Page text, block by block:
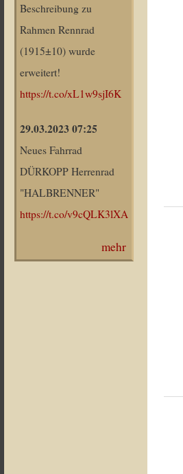
Beschreibung zu
Rahmen Rennrad
(1915±10) wurde
erweitert!
https://t.co/xL1w9sjI6K
29.03.2023 07:25
Neues Fahrrad
DÜRKOPP Herrenrad
"HALBRENNER"
https://t.co/v9cQLK3lXA
mehr